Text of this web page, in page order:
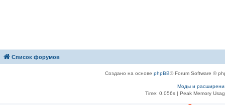
Список форумов
Создано на основе phpBB® Forum Software ©
Моды и
Time: 0.056s| Peak Memory